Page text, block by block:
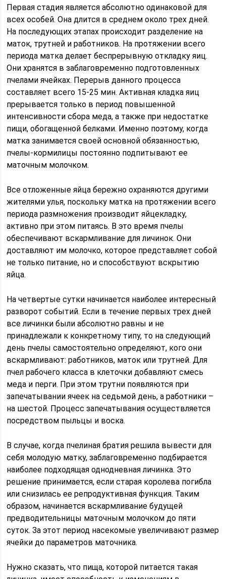
Первая стадия является абсолютно одинаковой для
всех особей. Она длится в среднем около трех дней.
На последующих этапах происходит разделение на
маток, трутней и работников. На протяжении всего
периода матка делает беспрерывную откладку яиц.
Они хранятся в заблаговременно подготовленных
пчелами ячейках. Перерыв данного процесса
составляет всего 15-25 мин. Активная кладка яиц
прерывается только в период повышенной
интенсивности сбора меда, а также при недостатке
пищи, обогащенной белками. Именно поэтому, когда
матка занимается своей основной обязанностью,
пчелы-кормилицы постоянно подпитывают ее
маточным молочком.
Все отложенные яйца бережно охраняются другими
жителями улья, поскольку матка на протяжении всего
периода размножения производит яйцекладку,
активно при этом питаясь. В это время пчелы
обеспечивают вскармливание для личинок. Они
доставляют им молочко, которое представляет собой
не только питание, но и способствуют вскрытию
яйца.
На четвертые сутки начинается наиболее интересный
разворот событий. Если в течение первых трех дней
все личинки были абсолютно равны и не
принадлежали к конкретному типу, то на следующий
день пчелы самостоятельно определяют, кого они
вскармливают: работников, маток или трутней. Для
пчел рабочего класса в клеточки добавляют смесь
меда и перги. При этом трутни появляются при
запечатывании ячеек на седьмой день, а работники –
на шестой. Процесс запечатывания осуществляется
посредством пыльцы и воска.
В случае, когда пчелиная братия решила вывести для
себя молодую матку, заблаговременно подбирается
наиболее подходящая однодневная личинка. Это
решение принимается, если старая королева погибла
или снизилась ее репродуктивная функция. Таким
образом, начинается вскармливание будущей
предводительницы маточным молочком до пяти
суток. За этот период насекомые увеличивают размер
ячейки до параметров маточника.
Нужно сказать, что пища, которой питается такая